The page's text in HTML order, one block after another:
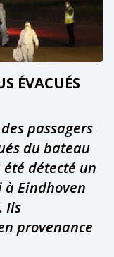
ÉVACUÉS
passagers
du bateau
été détecté un
Eindhoven
Ils
provenance